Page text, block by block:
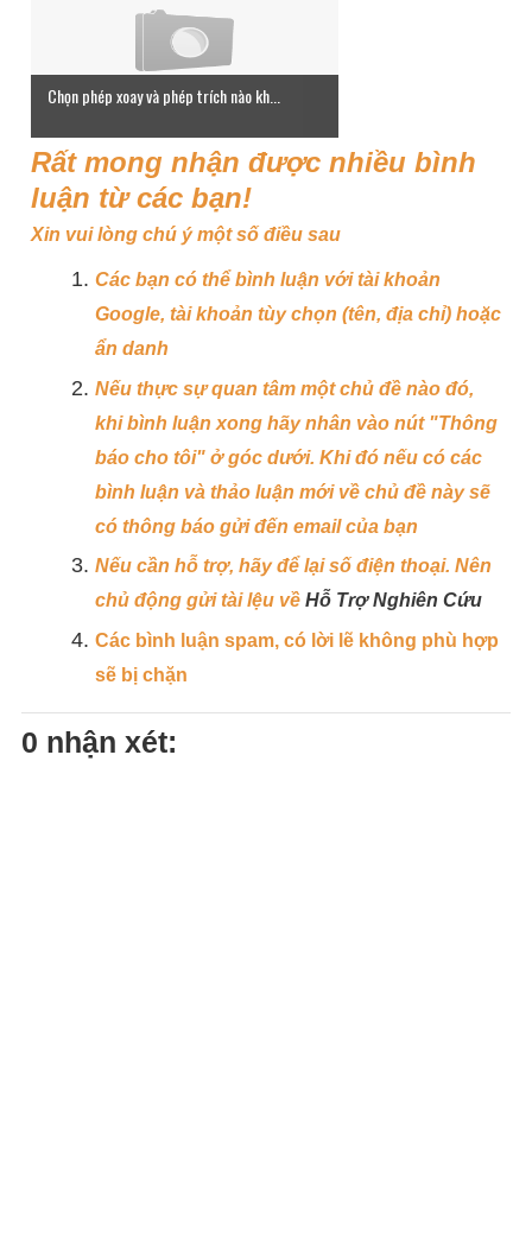
Chọn phép xoay và phép trích nào kh...
Rất mong nhận được nhiều bình
luận từ các bạn!
Xin vui lòng chú ý một số điều sau
Các bạn có thể bình luận với tài khoản
Google, tài khoản tùy chọn (tên, địa chỉ) hoặc
ẩn danh
Nếu thực sự quan tâm một chủ đề nào đó,
khi bình luận xong hãy nhân vào nút "Thông
báo cho tôi" ở góc dưới. Khi đó nếu có các
bình luận và thảo luận mới về chủ đề này sẽ
có thông báo gửi đến email của bạn
Nếu cần hỗ trợ, hãy để lại số điện thoại. Nên
chủ động gửi tài lệu về Hỗ Trợ Nghiên Cứu
Các bình luận spam, có lời lẽ không phù hợp
sẽ bị chặn
0 nhận xét: